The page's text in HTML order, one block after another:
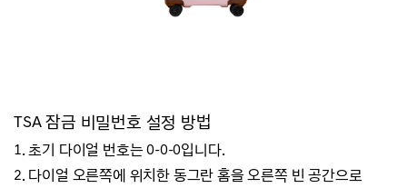
TSA 잠금 비밀번호 설정 방법
1. 초기 다이얼 번호는 0-0-0입니다.
2. 다이얼 오른쪽에 위치한 동그란 홈을 오른쪽 빈 공간으로